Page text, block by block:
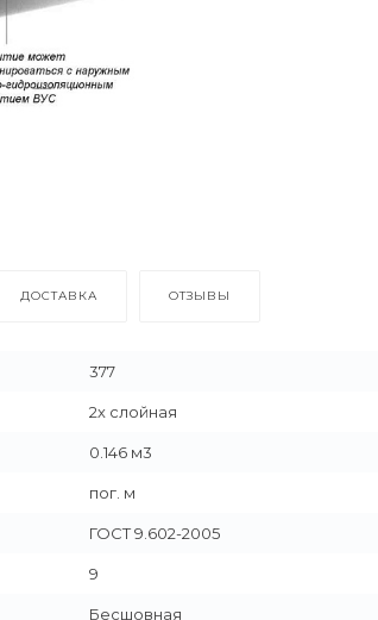
ДОСТАВКА ОТЗЫВЫ
377
2х слойная
0.146 м3
пог. м
ГОСТ 9.602-2005
9
Бесшовная